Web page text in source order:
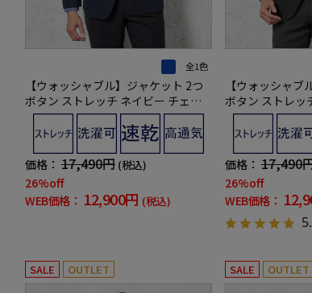
全1色
【ウォッシャブル】ジャケット 2つ
ボタン ストレッチ ネイビー チェッ
ク リッケンバッカー
価格： 17,490円 (税込)
26%off
WEB価格： 12,900円 (税込)
【ウォッシャブ
ボタン ストレッ
ッカー
価格： 17,490
26%off
WEB価格：
SALE OUTLET SALE OUTLET